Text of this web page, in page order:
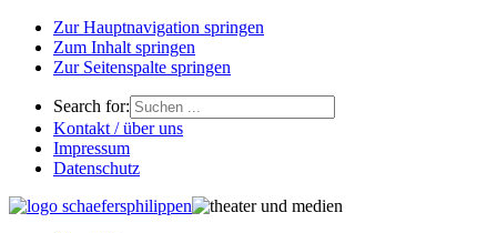
Zur Hauptnavigation springen
Zum Inhalt springen
Zur Seitenspalte springen
Search for:
Kontakt / über uns
Impressum
Datenschutz